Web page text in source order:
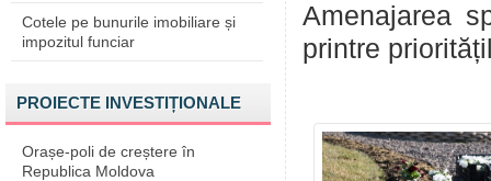
Cotele pe bunurile imobiliare și
impozitul funciar
PROIECTE INVESTIȚIONALE
Orașe-poli de creștere în
Republica Moldova
Amenajarea
printre